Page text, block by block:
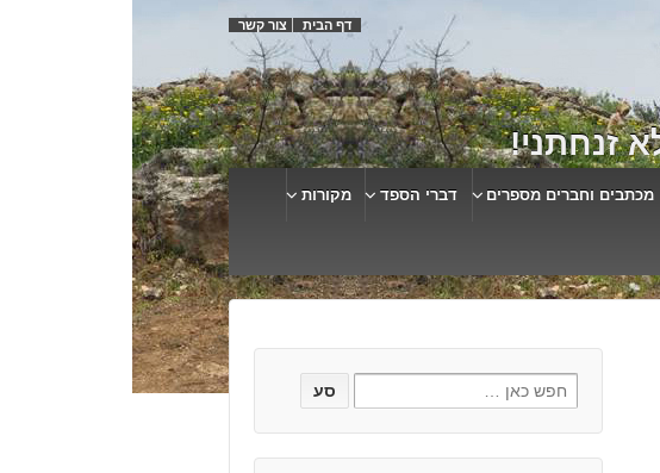
דף הבית צור קשר
זנחתני!
מכתבים וחברים מספרים דברי הספד מקורות